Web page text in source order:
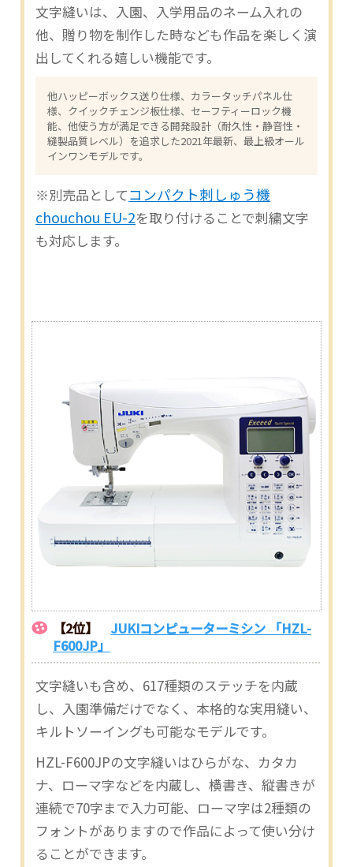
文字縫いは、入園、入学用品のネーム入れの
他、贈り物を制作した時なども作品を楽しく演
出してくれる嬉しい機能です。
他ハッピーボックス送り仕様、カラータッチパネル仕
様、クイックチェンジ板仕様、セーフティーロック機
能、他使う方が満足できる開発設計（耐久性・静音性・
縫製品質レベル）を追求した2021年最新、最上級オール
インワンモデルです。
※別売品としてコンパクト刺しゅう機
chouchou EU-2を取り付けることで刺繍文字
も対応します。
【2位】 JUKIコンピューターミシン 「HZL-
F600JP」
文字縫いも含め、617種類のステッチを内蔵
し、入園準備だけでなく、本格的な実用縫い、
キルトソーイングも可能なモデルです。
HZL-F600JPの文字縫いはひらがな、カタカ
ナ、ローマ字などを内蔵し、横書き、縦書きが
連続で70字まで入力可能、ローマ字は2種類の
フォントがありますので作品によって使い分け
ることができます。